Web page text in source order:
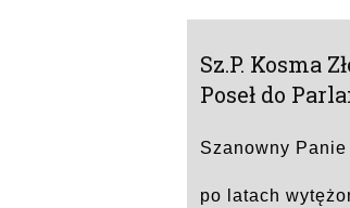
Sz.P. Kosma
Poseł do
Szanowny
po latach